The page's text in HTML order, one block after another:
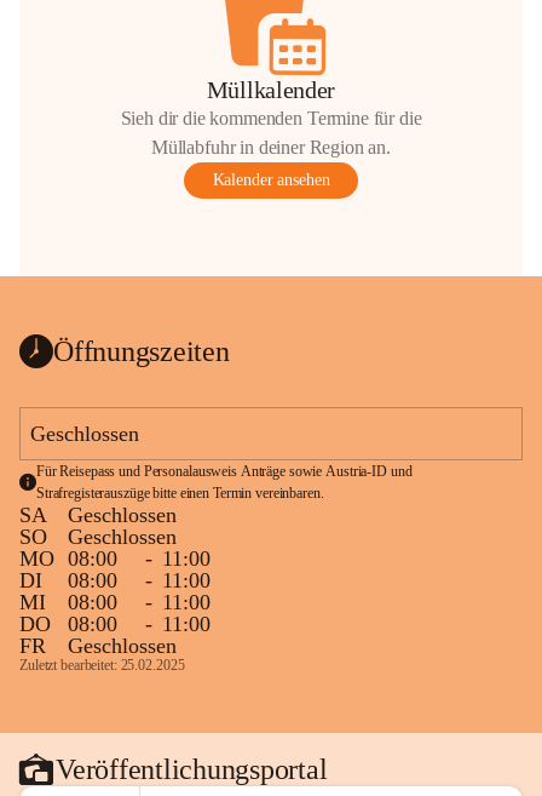
Müllkalender
Sieh dir die kommenden Termine für die
Müllabfuhr in deiner Region an.
Kalender ansehen
Öffnungszeiten
Geschlossen
Für Reisepass und Personalausweis Anträge sowie Austria-ID und
Strafregisterauszüge bitte einen Termin vereinbaren.
SA
Geschlossen
SO
Geschlossen
MO 08:00 - 11:00
DI
08:00 - 11:00
MI
08:00 - 11:00
DO
08:00 - 11:00
FR
Geschlossen
Zuletzt bearbeitet: 25.02.2025
Veröffentlichungsportal